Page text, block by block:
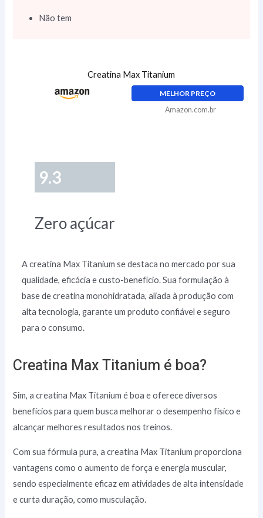
Não tem
Creatina Max Titanium
MELHOR PREÇO
Amazon.com.br
9.3
Zero açúcar
A creatina Max Titanium se destaca no mercado por sua
qualidade, eficácia e custo-benefício. Sua formulação à
base de creatina monohidratada, aliada à produção com
alta tecnologia, garante um produto confiável e seguro
para o consumo.
Creatina Max Titanium é boa?
Sim, a creatina Max Titanium é boa e oferece diversos
benefícios para quem busca melhorar o desempenho físico e
alcançar melhores resultados nos treinos.
Com sua fórmula pura, a creatina Max Titanium proporciona
vantagens como o aumento de força e energia muscular,
sendo especialmente eficaz em atividades de alta intensidade
e curta duração, como musculação.